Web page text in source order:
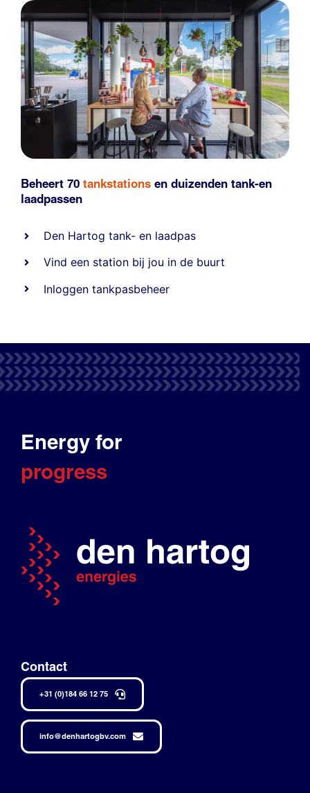
Beheert 70 tankstations en duizenden tank-en
laadpassen
Den Hartog tank- en laadpas
Vind een station bij jou in de buurt
Inloggen tankpasbeheer
Energy for
progress
Contact
+31 (0)184 66 12 75
info@denhartogbv.com